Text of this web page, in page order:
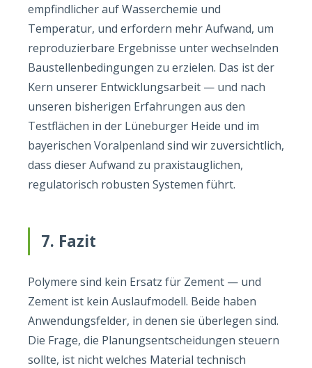
empfindlicher auf Wasserchemie und
Temperatur, und erfordern mehr Aufwand, um
reproduzierbare Ergebnisse unter wechselnden
Baustellenbedingungen zu erzielen. Das ist der
Kern unserer Entwicklungsarbeit — und nach
unseren bisherigen Erfahrungen aus den
Testflächen in der Lüneburger Heide und im
bayerischen Voralpenland sind wir zuversichtlich,
dass dieser Aufwand zu praxistauglichen,
regulatorisch robusten Systemen führt.
7. Fazit
Polymere sind kein Ersatz für Zement — und
Zement ist kein Auslaufmodell. Beide haben
Anwendungsfelder, in denen sie überlegen sind.
Die Frage, die Planungsentscheidungen steuern
sollte, ist nicht welches Material technisch